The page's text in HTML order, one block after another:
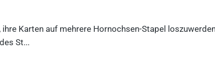
Karten auf mehrere Hornochsen-Stapel
St...